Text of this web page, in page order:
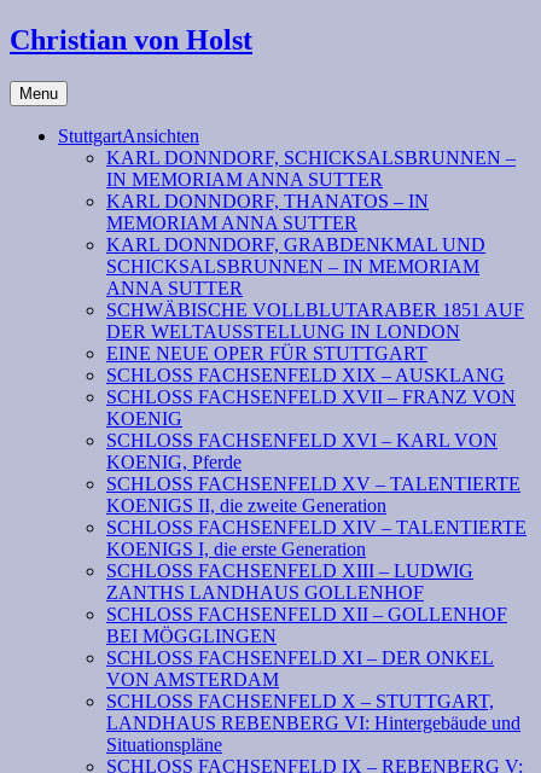
Christian von Holst
Menu
StuttgartAnsichten
KARL DONNDORF, SCHICKSALSBRUNNEN –
IN MEMORIAM ANNA SUTTER
KARL DONNDORF, THANATOS – IN
MEMORIAM ANNA SUTTER
KARL DONNDORF, GRABDENKMAL UND
SCHICKSALSBRUNNEN – IN MEMORIAM
ANNA SUTTER
SCHWÄBISCHE VOLLBLUTARABER 1851 AUF
DER WELTAUSSTELLUNG IN LONDON
EINE NEUE OPER FÜR STUTTGART
SCHLOSS FACHSENFELD XIX – AUSKLANG
SCHLOSS FACHSENFELD XVII – FRANZ VON
KOENIG
SCHLOSS FACHSENFELD XVI – KARL VON
KOENIG, Pferde
SCHLOSS FACHSENFELD XV – TALENTIERTE
KOENIGS II, die zweite Generation
SCHLOSS FACHSENFELD XIV – TALENTIERTE
KOENIGS I, die erste Generation
SCHLOSS FACHSENFELD XIII – LUDWIG
ZANTHS LANDHAUS GOLLENHOF
SCHLOSS FACHSENFELD XII – GOLLENHOF
BEI MÖGGLINGEN
SCHLOSS FACHSENFELD XI – DER ONKEL
VON AMSTERDAM
SCHLOSS FACHSENFELD X – STUTTGART,
LANDHAUS REBENBERG VI: Hintergebäude und
Situationspläne
SCHLOSS FACHSENFELD IX – REBENBERG V: